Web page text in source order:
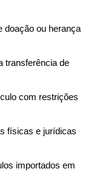
doação ou herança
transferência de
com restrições
físicas e jurídicas
importados em